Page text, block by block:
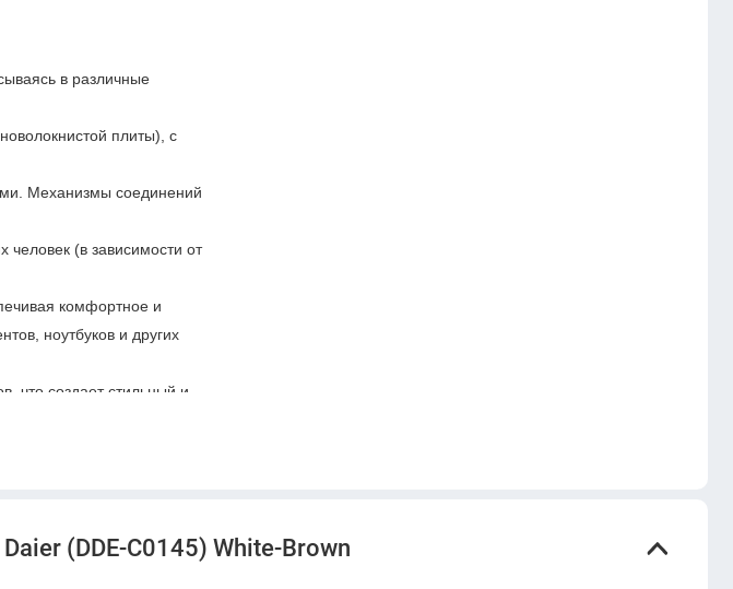
в различные
плиты), с
Механизмы соединений
(в зависимости от
комфортное и
ноутбуков и других
что создает стильный и
(DDE-C0145) White-Brown